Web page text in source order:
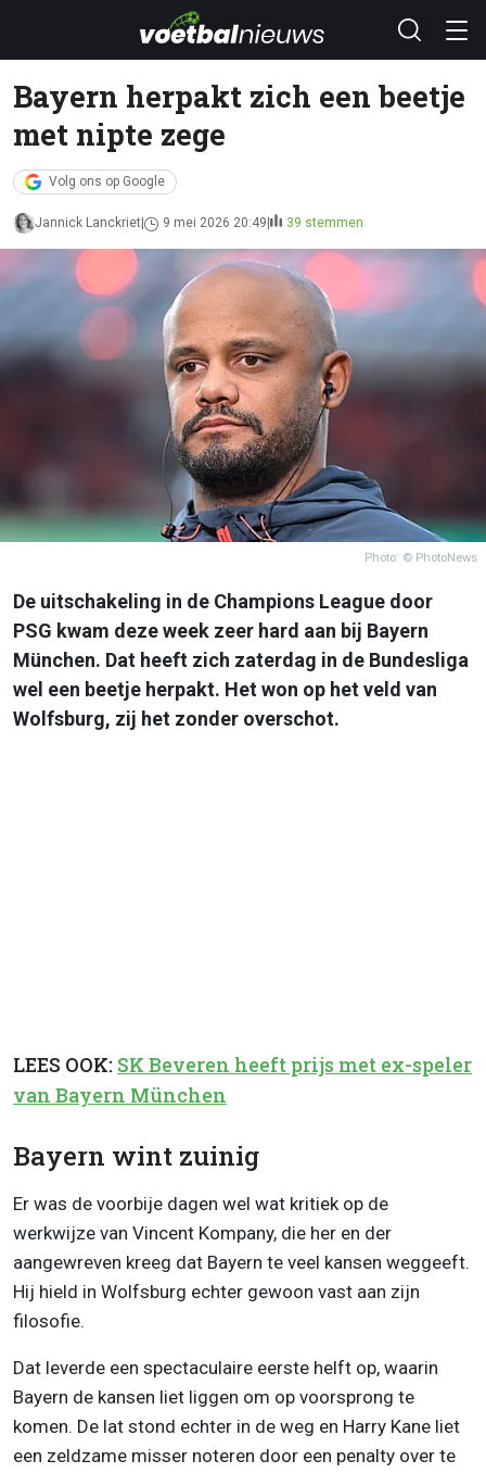
Bayern herpakt zich een beetje
met nipte zege
Volg ons op Google
Jannick Lanckriet 9 mei 2026 20:49 39 stemmen
Photo: © PhotoNews
De uitschakeling in de Champions League door
PSG kwam deze week zeer hard aan bij Bayern
München. Dat heeft zich zaterdag in de Bundesliga
wel een beetje herpakt. Het won op het veld van
Wolfsburg, zij het zonder overschot.
LEES OOK: SK Beveren heeft prijs met ex-speler
van Bayern München
Bayern wint zuinig
Er was de voorbije dagen wel wat kritiek op de
werkwijze van Vincent Kompany, die her en der
aangewreven kreeg dat Bayern te veel kansen weggeeft.
Hij hield in Wolfsburg echter gewoon vast aan zijn
filosofie.
Dat leverde een spectaculaire eerste helft op, waarin
Bayern de kansen liet liggen om op voorsprong te
komen. De lat stond echter in de weg en Harry Kane liet
een zeldzame misser noteren door een penalty over te